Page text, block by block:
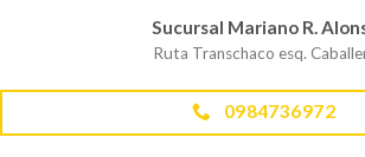
Sucursal Mariano R.
Ruta Transchaco esq.
0984736972